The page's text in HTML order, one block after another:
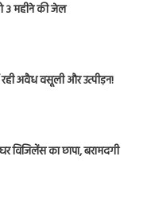
3 महीने की जेल
अवैध वसूली और उत्पीड़न!
विजिलेंस का छापा, बरामदगी